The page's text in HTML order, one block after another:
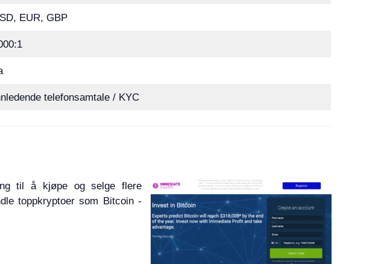
EUR, GBP
telefonsamtale / KYC
til å kjøpe og selge flere
toppkryptoer som Bitcoin -